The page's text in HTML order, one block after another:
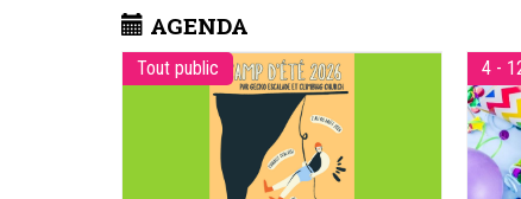
AGENDA
Tout public 4 -